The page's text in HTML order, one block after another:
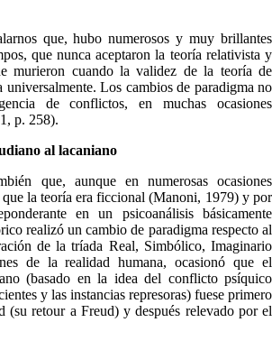
que, hubo numerosos y muy brillantes
que nunca aceptaron la teoría relativista y
murieron cuando la validez de la teoría de
universalmente. Los cambios de paradigma no
de conflictos, en muchas ocasiones
p. 258).
al lacaniano
que, aunque en numerosas ocasiones
que la teoría era ficcional (Manoni, 1979) y por
en un psicoanálisis básicamente
realizó un cambio de paradigma respecto al
de la tríada Real, Simbólico, Imaginario
de la realidad humana, ocasionó que el
(basado en la idea del conflicto psíquico
y las instancias represoras) fuese primero
(su retour a Freud) y después relevado por el